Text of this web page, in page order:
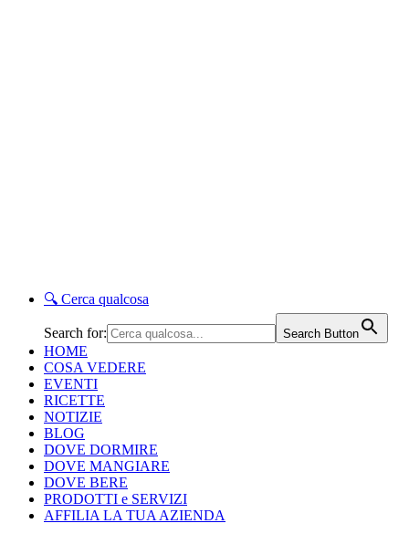
🔍 Cerca qualcosa
Search for: Search Button
HOME
COSA VEDERE
EVENTI
RICETTE
NOTIZIE
BLOG
DOVE DORMIRE
DOVE MANGIARE
DOVE BERE
PRODOTTI e SERVIZI
AFFILIA LA TUA AZIENDA